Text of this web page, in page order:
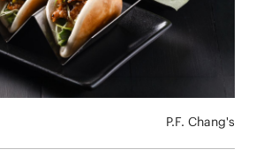
P.F. Chang's